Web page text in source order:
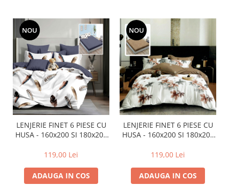
NOU
LENJERIE FINET 6 PIESE CU
HUSA - 160x200 SI 180x200
119,00 Lei
ADAUGA IN COS
NOU
LENJERIE FINET 6 PIESE CU
HUSA - 160x200 SI 180x200
119,00 Lei
ADAUGA IN COS